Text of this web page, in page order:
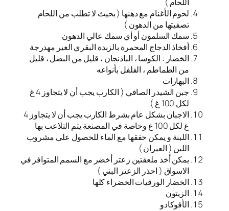
لحوم الأغنام مع دهنها ( بحيث لا تطلب من اللحام
تصفيتها من الدهون )
سمك السلمون أو أي سمك عالي الدهون
أفخاذ الدجاج المحمرة بالزبدة البقري الغير مهدرجة
الخضار : الكوسا ، الباذنجان ، قليل من البصل ، قليل
من الطماطم ، الفلفل بأنواعه
البهارات
جبن الشيدر الصافي ( الكارب يجب أن لا يتجاوز 4 غ
لكل 100 غ )
الاجبان بشكل عام بشرط الكارب يجب أن لا يتجاوز 4
غ لكل 100 غ وخاصة في المصنعة يتم التلاعب بها
اللبنة و يمكن خفقها مع الماء للحصول على مشروب
اللبن ( العيران )
يمكن أخذ ملعقتين زعتر أخضر مع السمم المتوافر في
الاسواق ( احذر الزعتر البني )
الخضار الورقيات الخضراء كلها
الزيتون
الأفوكادو